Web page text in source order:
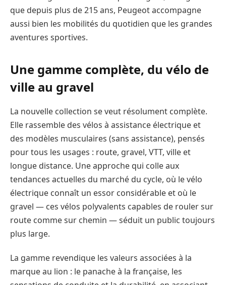
que depuis plus de 215 ans, Peugeot accompagne
aussi bien les mobilités du quotidien que les grandes
aventures sportives.
Une gamme complète, du vélo de
ville au gravel
La nouvelle collection se veut résolument complète.
Elle rassemble des vélos à assistance électrique et
des modèles musculaires (sans assistance), pensés
pour tous les usages : route, gravel, VTT, ville et
longue distance. Une approche qui colle aux
tendances actuelles du marché du cycle, où le vélo
électrique connaît un essor considérable et où le
gravel — ces vélos polyvalents capables de rouler sur
route comme sur chemin — séduit un public toujours
plus large.
La gamme revendique les valeurs associées à la
marque au lion : le panache à la française, les